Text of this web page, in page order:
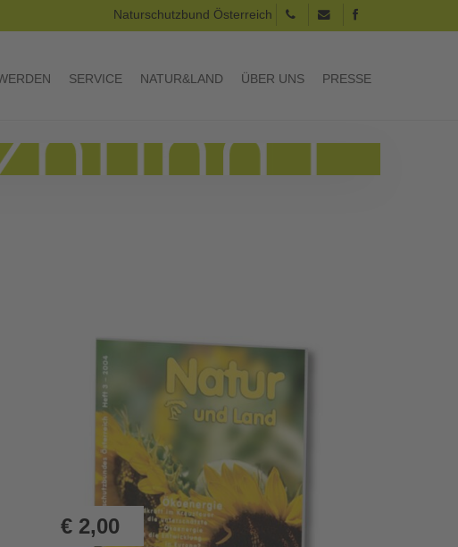
Naturschutzbund Österreich
SERVICE NATUR&LAND ÜBER UNS PRESSE
€ 2,00